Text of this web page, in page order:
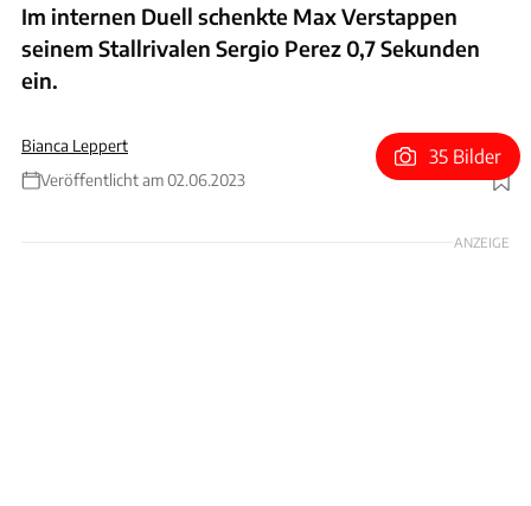
Im internen Duell schenkte Max Verstappen
seinem Stallrivalen Sergio Perez 0,7 Sekunden
ein.
Bianca Leppert
Veröffentlicht am 02.06.2023
Foto: Motorsport Images
35 Bilder
ANZEIGE